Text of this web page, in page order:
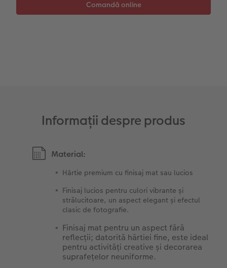
Fotografii retro XXL
Informații despre produs
Material:
Hârtie premium cu finisaj mat sau lucios
Finisaj lucios pentru culori vibrante și
strălucitoare, un aspect elegant și efectul
clasic de fotografie.
Finisaj mat pentru un aspect fără
reflecții; datorită hârtiei fine, este ideal
pentru activități creative și decorarea
suprafețelor neuniforme.